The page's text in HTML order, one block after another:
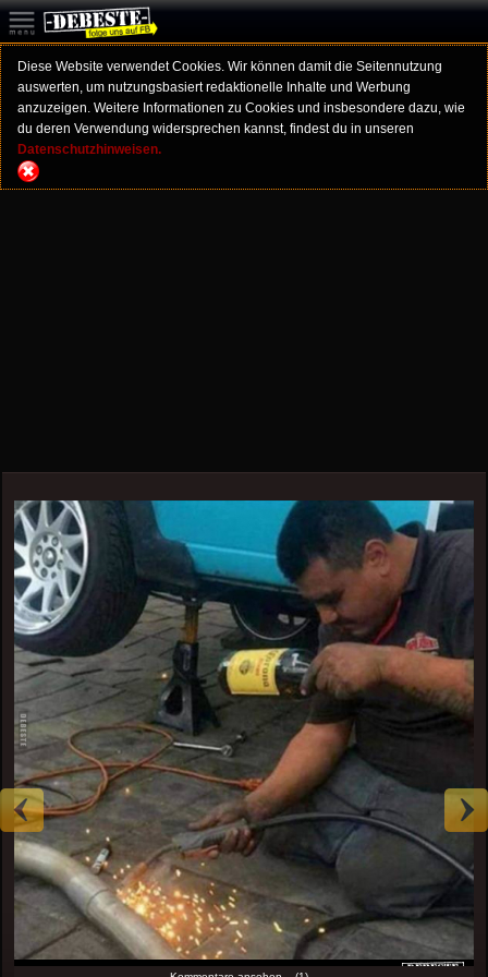
Diese Website verwendet Cookies. Wir können damit die Seitennutzung
auswerten, um nutzungsbasiert redaktionelle Inhalte und Werbung
anzuzeigen. Weitere Informationen zu Cookies und insbesondere dazu, wie
du deren Verwendung widersprechen kannst, findest du in unseren
Datenschutzhinweisen.